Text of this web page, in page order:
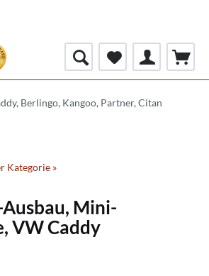
Berlingo, Kangoo, Partner, Citan
Kategorie »
Mini-
VW Caddy